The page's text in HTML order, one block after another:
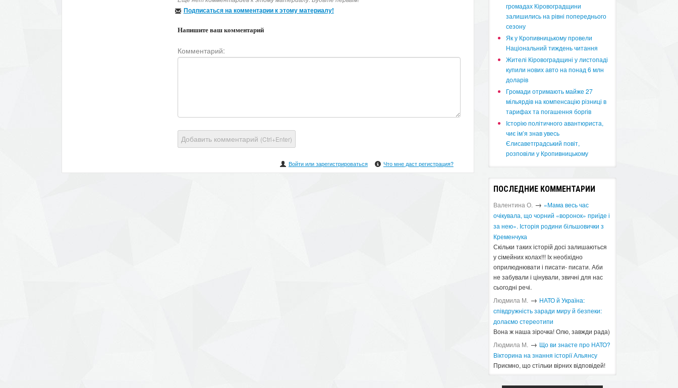
Подписаться на комментарии к этому материалу!
Напишите ваш комментарий
Комментарий:
Добавить комментарий (Ctrl+Enter)
Войти или зарегистрироваться Что мне даст регистрация?
громадах Кіровоградщини
залишились на рівні попереднього
сезону
​Як у Кропивницькому провели
Національний тиждень читання
​Жителі Кіровоградщині у листопаді
купили нових авто на понад 6 млн
доларів
​Громади отримають майже 27
мільярдів на компенсацію різниці в
тарифах та погашення боргів
Історію політичного авантюриста,
чиє ім’я знав увесь
Єлисаветградський повіт,
розповіли у Кропивницькому
ПОСЛЕДНИЕ КОММЕНТАРИИ
Валентина О. → «Мама весь час
очікувала, що чорний «воронок» приїде і
за нею». Історія родини більшовички з
Кременчука
Скільки таких історій досі залишаються
у сімейних колах!!! Іх необхідно
оприлюднювати і писати- писати. Аби
не забували і цінували, звичні для нас
сьогодні речі.
Людмила М. → ​НАТО й Україна:
співдружність заради миру й безпеки:
долаємо стереотипи
Вона ж наша зірочка! Олю, завжди рада)
Людмила М. → Що ви знаєте про НАТО?
Вікторина на знання історії Альянсу ​
Приємно, що стільки вірних відповідей!